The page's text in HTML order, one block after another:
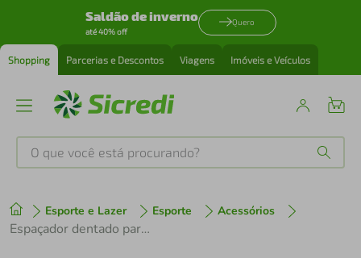
Saldão de inverno
até 40% off
Quero
Shopping Parcerias e Descontos Viagens Imóveis e Veículos
O que você está procurando?
Esporte e Lazer Esporte Acessórios
Espaçador dentado para Cubo Traseiro FH-7110 / M8110 / M9111 XTR / XT / SLX 12v Preto
1º tenis